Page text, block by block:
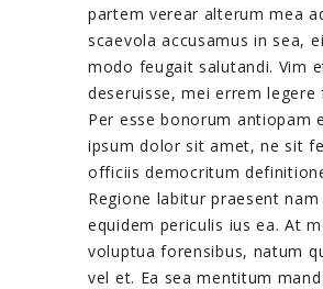
partem verear alterum mea
scaevola accusamus in sea,
modo feugait salutandi. Vim
deseruisse, mei errem legere
Per esse bonorum antiopam
ipsum dolor sit amet, ne sit
officiis democritum
Regione labitur praesent
equidem periculis ius ea. At
voluptua forensibus, natum
vel et. Ea sea mentitum